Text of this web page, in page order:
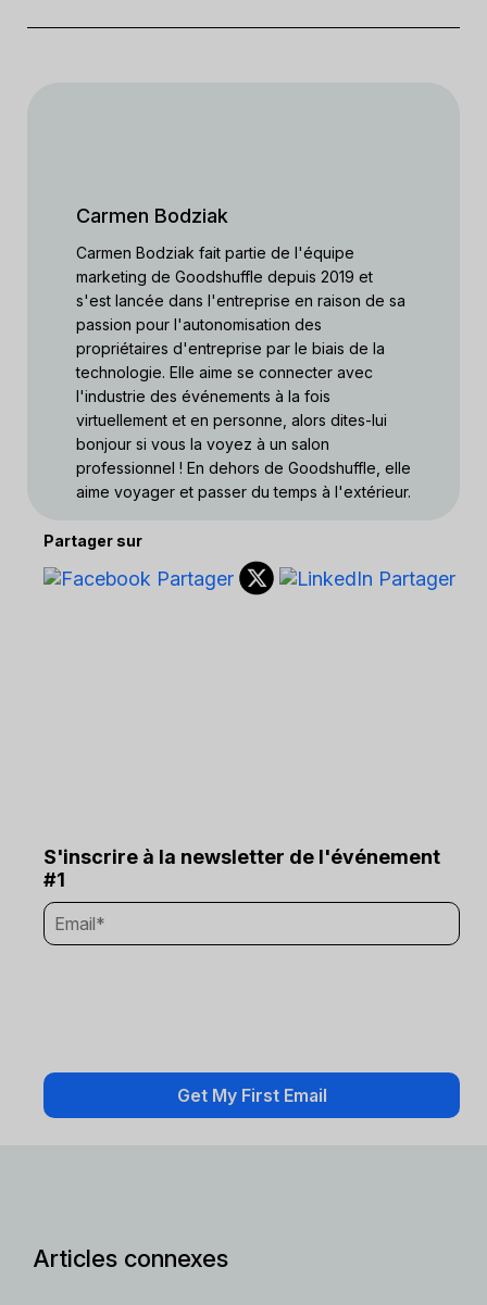
Carmen Bodziak
Carmen Bodziak fait partie de l'équipe
marketing de Goodshuffle depuis 2019 et
s'est lancée dans l'entreprise en raison de sa
passion pour l'autonomisation des
propriétaires d'entreprise par le biais de la
technologie. Elle aime se connecter avec
l'industrie des événements à la fois
virtuellement et en personne, alors dites-lui
bonjour si vous la voyez à un salon
professionnel ! En dehors de Goodshuffle, elle
aime voyager et passer du temps à l'extérieur.
Partager sur
S'inscrire à la newsletter de l'événement
#1
Articles connexes